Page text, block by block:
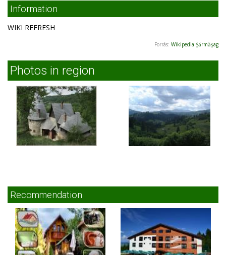
Information
WIKI REFRESH
Forrás: Wikipedia Şărmăşag
Photos in region
Recommendation